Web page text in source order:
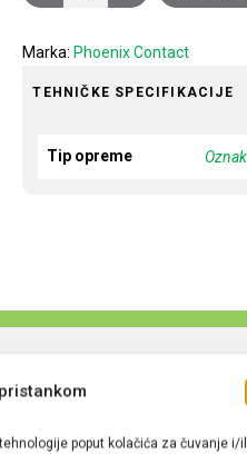
poput kolačića za čuvanje i/
Marka: Phoenix Contact
TEHNIČKE SPECIFIKACIJE
Tip opreme